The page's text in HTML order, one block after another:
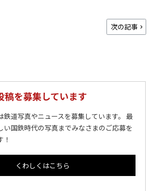
次の記事
稿を募集しています
鉄道写真やニュースを募集しています。 最
い国鉄時代の写真までみなさまのご応募を
くわしくはこちら